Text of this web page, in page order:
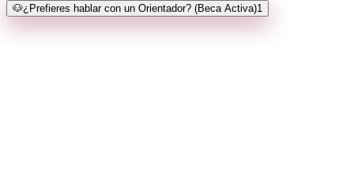
🐶¿Prefieres hablar con un Orientador? (Beca Activa)1